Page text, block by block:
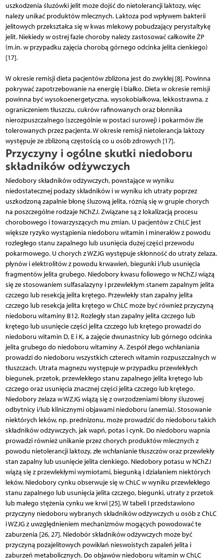
uszkodzenia śluzówki jelit może dojść do nietolerancji laktozy, więc
należy unikać produktów mlecznych. Laktoza pod wpływem bakterii
jelitowych przekształca się w kwas mlekowy pobudzający perystaltykę
jelit. Niekiedy w ostrej fazie choroby należy zastosować całkowite ŻP
(m.in. w przypadku zajęcia chorobą górnego odcinka jelita cienkiego)
[17].
W okresie remisji dieta pacjentów zbliżona jest do zwykłej [8]. Powinna
pokrywać zapotrzebowanie na energię i białko. Dieta w okresie remisji
powinna być wysokoenergetyczna, wysokobiałkowa, lekkostrawna, z
ograniczeniem tłuszczu, cukrów rafinowanych oraz błonnika
nierozpuszczalnego (szczególnie w postaci surowej) i pokarmów źle
tolerowanych przez pacjenta. W okresie remisji nietolerancja laktozy
występuje ze zbliżoną częstością co u osób zdrowych [17].
Przyczyny i ogólne skutki niedoboru
składników odżywczych
Niedobory składników odżywczych, powstające w wyniku
niedostatecznej podaży składników i w wyniku ich utraty poprzez
uszkodzoną zapalnie błonę śluzową jelita, różnią się w grupie chorych
na poszczególne rodzaje NChZJ. Związane są z lokalizacją procesu
chorobowego i towarzyszących mu zmian. U pacjentów z ChLC jest
większe ryzyko wystąpienia niedoboru witamin i minerałów z powodu
rozległego stanu zapalnego lub usunięcia dużej części przewodu
pokarmowego. U chorych z WZJG występuje skłonność do utraty żelaza,
płynów i elektrolitów z powodu krwawień, biegunki i/lub usunięcia
fragmentów jelita grubego. Niedobory kwasu fo­liowego w NChZJ wiążą
się ze stosowaniem sulfasalazyny i przewlekłym stanem zapalnym jelita
czczego lub resekcją jelita krętego. Przewlekły stan zapalny jelita
czczego lub resekcja jelita krętego w ChLC może być również przyczyną
niedoboru witaminy B12. Rozległy stan zapalny jelita czczego lub
krętego lub usunięcie części jelita czczego lub krętego prowadzi do
niedoboru witamin D, E i K, a zajęcie dwunastnicy lub górnego odcinka
jelita grubego do niedoboru witaminy A. Zespół złego wchłaniania
prowadzi do niedoboru wszystkich czterech witamin rozpuszczalnych w
tłuszczach. Utrata magnezu występuje w przypadku przewlekłych
biegunek, przetok, przewlekłego stanu zapalnego jelita krętego lub
czczego oraz usunięcia znacznej części jelita czczego lub krętego.
Niedobory żelaza w WZJG wiążą się z owrzodzeniami błony śluzowej
odbytnicy i/lub klinicznymi objawami niedoboru (anemia). Stosowanie
niektórych leków, np. prednizonu, może prowadzić do niedoboru takich
składników odżywczych, jak wapń, potas i cynk. Do niedoboru wapnia
prowadzi również unikanie przez chorych produktów mlecznych z
powodu nietolerancji laktozy, złe wchłanianie tłuszczów oraz przewlekły
stan zapalny lub usunięcie jelita cienkiego. Niedobory potasu w NChZJ
wiążą się z przewlekłymi wymiotami, biegunką i działaniem niektórych
leków. Niedobory cynku obserwuje się w ChLC w wyniku przewlekłego
stanu zapalnego lub usunięcia jelita czczego, biegunki, utraty z przetok
lub małego stężenia cynku we krwi [25]. W tabeli I przedstawiono
przyczyny niedoboru wybranych składników odżywczych u osób z ChLC
i WZJG z uwzględnieniem mechanizmów mogących powodować te
zaburzenia [26, 27]. Niedobór składników odżywczych może być
przyczyną pozajelitowych powikłań nieswoistych zapaleń jelita i
zaburzeń metabolicznych. Do objawów niedoboru witamin w ChLC